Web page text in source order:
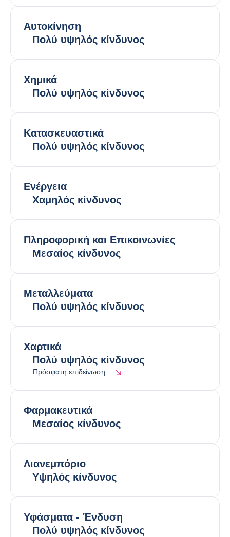
Αυτοκίνηση
Πολύ υψηλός κίνδυνος
Χημικά
Πολύ υψηλός κίνδυνος
Κατασκευαστικά
Πολύ υψηλός κίνδυνος
Ενέργεια
Χαμηλός κίνδυνος
Πληροφορική και Επικοινωνίες
Μεσαίος κίνδυνος
Μεταλλεύματα
Πολύ υψηλός κίνδυνος
Χαρτικά
Πολύ υψηλός κίνδυνος
Πρόσφατη επιδείνωση
Φαρμακευτικά
Μεσαίος κίνδυνος
Λιανεμπόριο
Υψηλός κίνδυνος
Υφάσματα - Ένδυση
Πολύ υψηλός κίνδυνος